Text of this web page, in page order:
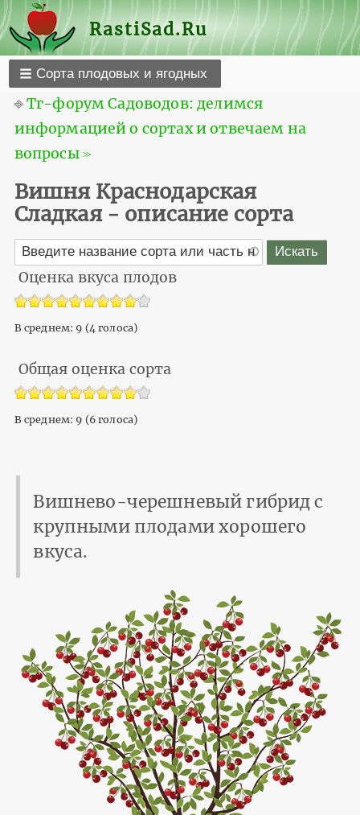
RastiSad.Ru
Сорта плодовых и ягодных
⎆Тг-форум Садоводов: делимся
информацией о сортах и отвечаем на
вопросы ≫
Вишня Краснодарская
Cладкая - описание сорта
Оценка вкуса плодов
В среднем: 9 (4голоса)
Общая оценка сорта
В среднем: 9 (6голоса)
Вишнево-черешневый гибрид с
крупными плодами хорошего
вкуса.